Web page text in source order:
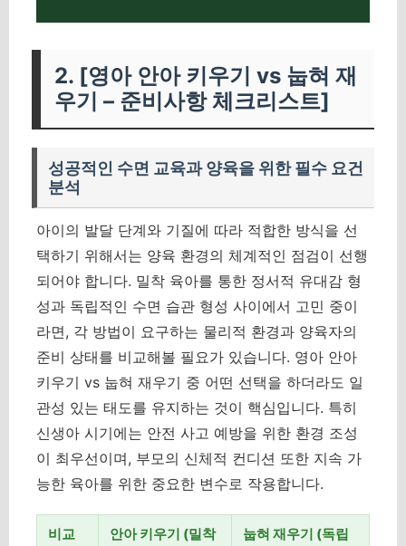
2. [영아 안아 키우기 vs 눕혀 재
우기 – 준비사항 체크리스트]
성공적인 수면 교육과 양육을 위한 필수 요건
분석
아이의 발달 단계와 기질에 따라 적합한 방식을 선
택하기 위해서는 양육 환경의 체계적인 점검이 선행
되어야 합니다. 밀착 육아를 통한 정서적 유대감 형
성과 독립적인 수면 습관 형성 사이에서 고민 중이
라면, 각 방법이 요구하는 물리적 환경과 양육자의
준비 상태를 비교해볼 필요가 있습니다. 영아 안아
키우기 vs 눕혀 재우기 중 어떤 선택을 하더라도 일
관성 있는 태도를 유지하는 것이 핵심입니다. 특히
신생아 시기에는 안전 사고 예방을 위한 환경 조성
이 최우선이며, 부모의 신체적 컨디션 또한 지속 가
능한 육아를 위한 중요한 변수로 작용합니다.
비교
안아 키우기 (밀착
눕혀 재우기 (독립